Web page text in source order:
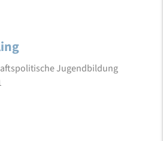
Jugendbildung